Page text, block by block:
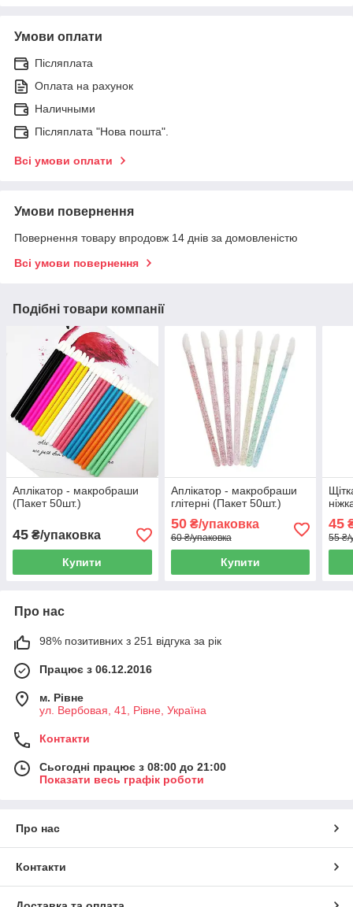
Умови оплати
Післяплата
Оплата на рахунок
Наличными
Післяплата "Нова пошта".
Всі умови оплати
Умови повернення
Повернення товару впродовж 14 днів за домовленістю
Всі умови повернення
Подібні товари компанії
Аплікатор - макробраши
(Пакет 50шт.)
45 ₴/упаковка
Купити
Аплікатор - макробраши
глітерні (Пакет 50шт.)
50₴/упаковка
60 ₴/упаковка
Купити
45
55 ₴/
Про нас
98% позитивних з 251 відгука за рік
Працює з 06.12.2016
м. Рівне
ул. Вербовая, 41, Рівне, Україна
Контакти
Сьогодні працює з 08:00 до 21:00
Показати весь графік роботи
Про нас
Контакти